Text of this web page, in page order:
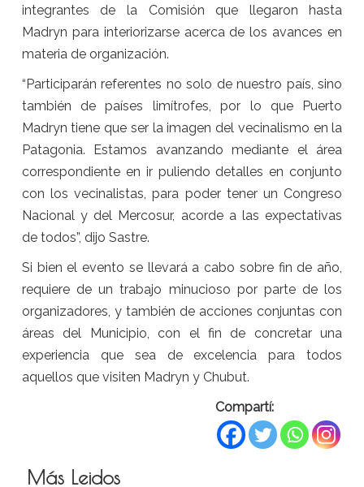
integrantes de la Comisión que llegaron hasta
Madryn para interiorizarse acerca de los avances en
materia de organización.
“Participarán referentes no solo de nuestro país, sino
también de países limítrofes, por lo que Puerto
Madryn tiene que ser la imagen del vecinalismo en la
Patagonia. Estamos avanzando mediante el área
correspondiente en ir puliendo detalles en conjunto
con los vecinalistas, para poder tener un Congreso
Nacional y del Mercosur, acorde a las expectativas
de todos”, dijo Sastre.
Si bien el evento se llevará a cabo sobre fin de año,
requiere de un trabajo minucioso por parte de los
organizadores, y también de acciones conjuntas con
áreas del Municipio, con el fin de concretar una
experiencia que sea de excelencia para todos
aquellos que visiten Madryn y Chubut.
Compartí:
Más Leidos